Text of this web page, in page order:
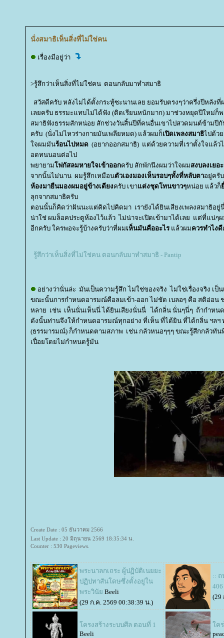
นั่งสมาธิเห็นสิ่งที่ไม่ใช่คน
เรื่องมีอยู่ว่า
>รู้สึกว่าเห็นสิ่งที่ไม่ใช่คน ตอนกลับมาทำสมาธิ
สวัสดีครับ หลังไม่ได้ตั้งกระทู้ซะนานเลย ยอมรับตรงๆว่าครึ่งปีหลัง
เลยครับ ธรรมะแทบไม่ได้ฟัง (ติดเรียนหนักมาก) มาช่วงหยุดปีใหม่ก็พ
สมาธิฟังธรรมสักหน่อย สักช่วงวันสิ้นปีที่คนอื่นเขาไปสวดมนต์ข้ามปี
ครับ (นั่งไม่ไหวร่างกายมันเพลียหมด) แล้วผมก็เปิดเพลงสมาธิไปด้ว
จผมมันร้อนไปหมด (อยากออกสมาธิ) แต่ด้วยความที่เราตั้งใจแล้
อดทนนอนต่อไป
พยายามฟกัสลมหายใจเข้าออกครับ สักพักนึงผมว่าใจผมสงบลงเยอะ
จากนั้นไม่นาน ผมรู้สึกเหมือนตัวเองมองเห็นรอบๆทั้งที่หลับตาอยู่ครั
ห้องมายืนมองผมอยู่ข้างเตียงครับ เขาต่งชุดโทนขาวๆหน่อย แล้วก็
ลุกจากสมาธิครับ
ตอนนั้นก็คิดว่าฝันนะแต่คิดไปคิดมา เรายังได้ยินเสียงเพลงสมาธิอยู่
น่าใช่ ผมล็อคประตูห้องไว้แล้ว ไม่น่าจะเปิดเข้ามาได้เลย แต่ที่แน่ๆ
อีกครับ ใครพอจะรู้บ้างครับว่าที่ผมเห็นมันคืออะไรล้วผมควรทำไงดี
รู้สึกว่าเห็นสิ่งที่ไม่ใช่คน ตอนกลับมาทำสมาธิ - Pantip
อย่างว่านั่นล่ะ มันเป็นความรู้สึก ไม่ใช่ของจริง ไม่ใช่เรื่องจริง เ
ขณะนั้นการกำหนดอารมณ์คือลมเข้า-ออก ไม่ชัด เบลอๆ คือ สติอ่อน
หลาย เช่น เห็นนั่นเห็นนี่ ได้ยินเสียงนั่นนี่ ได้กลิ่น นั่นๆนี่ๆ ถ้ากำห
ดังนั้นท่านจึงให้กำหนดอารมณ์ทุกอย่าง ที่เห็น ที่ได้ยิน ที่ได้กลิ่น ฯล
(ธรรมารมณ์) ก็กำหนดตามสภาพ เช่น กลัวหนอๆๆๆ ขณะรู้สึกกลัวทั
เปื่อยโดยไม่กำหนดรู้มัน
Create Date : 05 ธันวาคม 2566
Last Update : 20 มิถุนายน 2569 18:35:34 น.
Counter : 530 Pageviews.
พระนาลกเถระ ผู้ปฏิบัติเนยยะ
ปฏิปทาสันโดษซึ่งตั้งอยู่ใน
พระวินั Beeli
(29 ก.ค. 2569 00:38:39 น.)
::
(29
ครงสร้างระบบศีล ตอนที่ 1
Beeli
คร